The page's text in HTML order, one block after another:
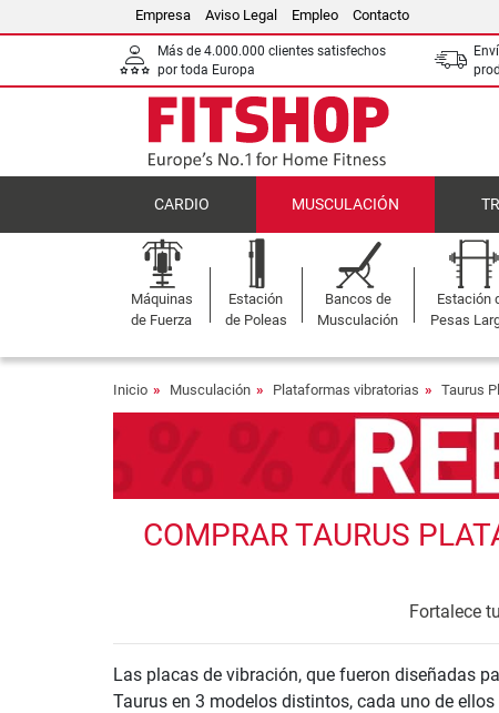
Empresa Aviso Legal Empleo Contacto
Más de 4.000.000 clientes satisfechos
por toda Europa
CARDIO MUSCULACIÓN
Máquinas
de Fuerza
Estación
de Poleas
Bancos de
Musculación
Estación
Pesas
Inicio Musculación Plataformas vibratorias Taurus
COMPRAR TAURUS
Fortalece
Las placas de vibración, que fueron diseñadas
Taurus en 3 modelos distintos, cada uno de